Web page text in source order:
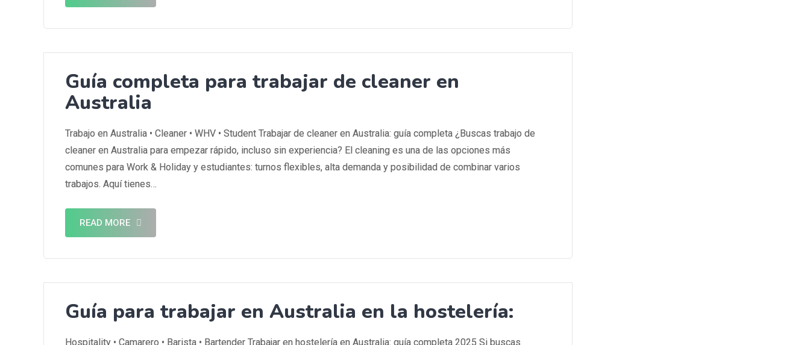
Guía completa para trabajar de cleaner en
Australia
Trabajo en Australia • Cleaner • WHV • Student Trabajar de cleaner en Australia: guía completa ¿Buscas trabajo de
cleaner en Australia para empezar rápido, incluso sin experiencia? El cleaning es una de las opciones más
comunes para Work & Holiday y estudiantes: turnos flexibles, alta demanda y posibilidad de combinar varios
trabajos. Aquí tienes…
READ MORE
Guía para trabajar en Australia en la hostelería:
Hospitality • Camarero • Barista • Bartender Trabajar en hostelería en Australia: guía completa 2025 Si buscas